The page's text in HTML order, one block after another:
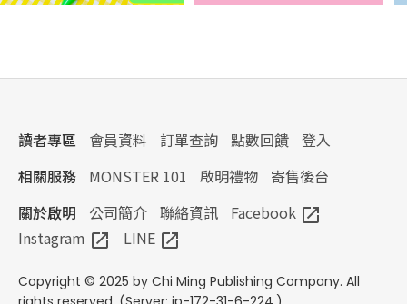
讀者專區 會員資料 訂單查詢 點數回饋 登入
相關服務
MONSTER 101 啟明禮物
寄售後台
關於啟明
公司簡介 聯絡資訊 Facebook open_in_new
Instagram open_in_new LINE open_in_new
Copyright © 2025 by Chi Ming Publishing Company. All